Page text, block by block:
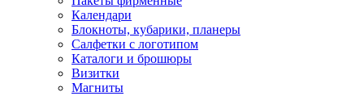
Календари
Блокноты, кубарики, планеры
Салфетки с логотипом
Каталоги и брошюры
Визитки
Магниты